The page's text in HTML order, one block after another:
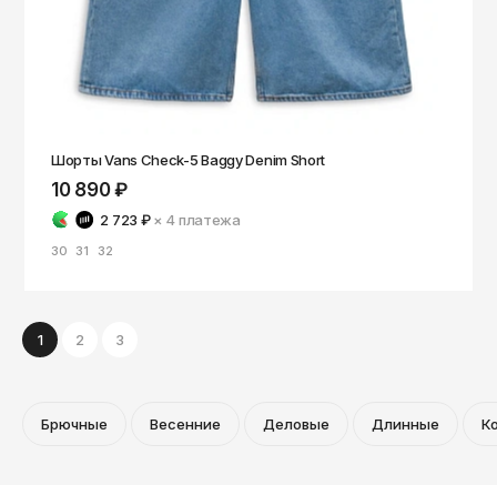
Шорты Vans Check-5 Baggy Denim Short
10 890 ₽
2 723 ₽ × 4платежа
30 31 32
1 2 3
Брючные Весенние Деловые Длинные